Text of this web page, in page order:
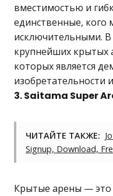
вместимостью и
единственные, кого
исключительными. В
крупнейших крытых
которых является
изобретательности
3. Saitama Super
ЧИТАЙТЕ ТАКЖЕ:
Signup, Download,
Крытые арены — это